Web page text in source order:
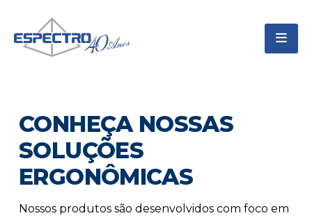
CONHEÇA NOSSAS
SOLUÇÕES
ERGONÔMICAS
Nossos produtos são desenvolvidos com foco em